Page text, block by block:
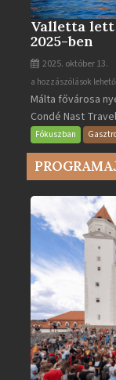
Valletta lett
2025-ben
2025. október 13.
Valletta
lett
Európa
legjobb
városa
2025-
bejegyzéshez
a hozzászólások
Málta fővárosa
Condé Nast
Fókuszban